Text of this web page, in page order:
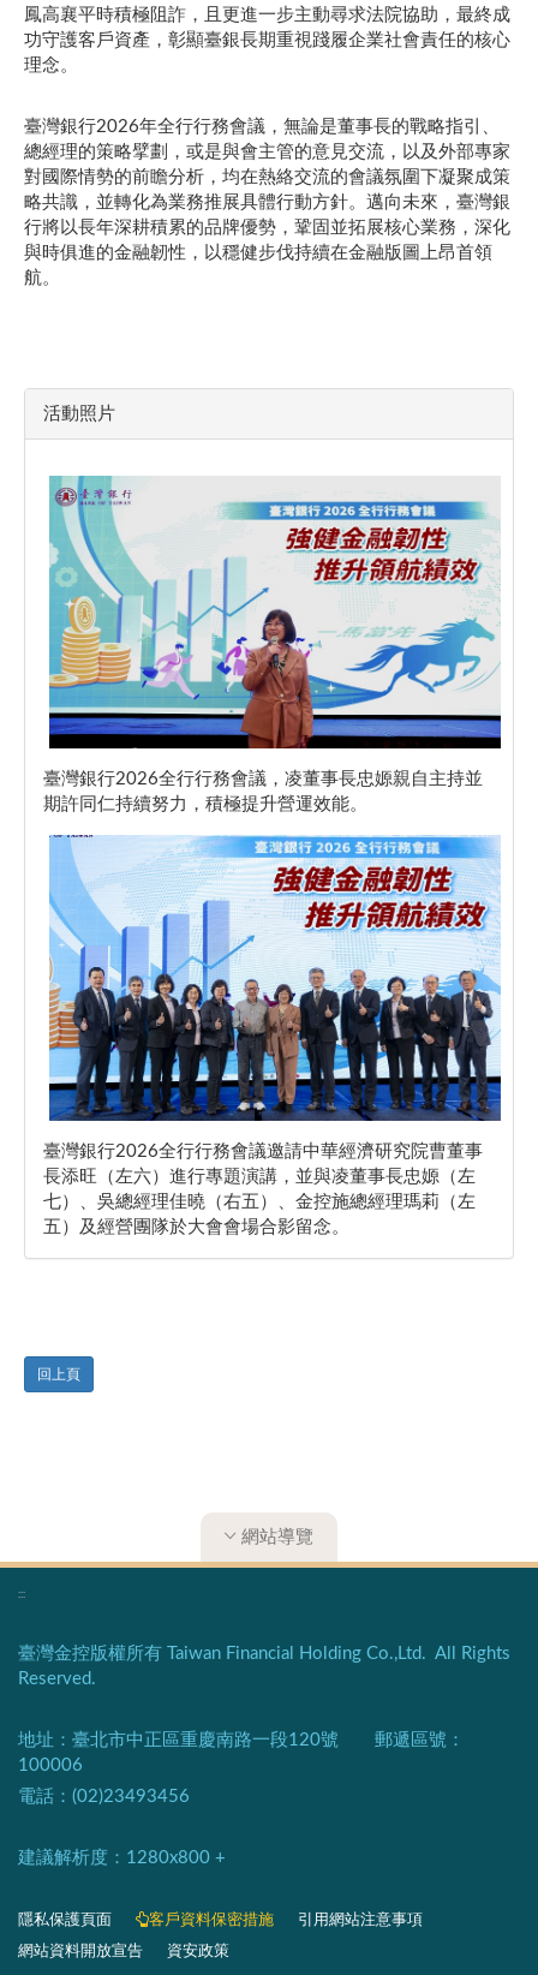
鳳高襄平時積極阻詐，且更進一步主動尋求法院協助，最終成
功守護客戶資產，彰顯臺銀長期重視踐履企業社會責任的核心
理念。
臺灣銀行2026年全行行務會議，無論是董事長的戰略指引、
總經理的策略擘劃，或是與會主管的意見交流，以及外部專家
對國際情勢的前瞻分析，均在熱絡交流的會議氛圍下凝聚成策
略共識，並轉化為業務推展具體行動方針。邁向未來，臺灣銀
行將以長年深耕積累的品牌優勢，鞏固並拓展核心業務，深化
與時俱進的金融韌性，以穩健步伐持續在金融版圖上昂首領
航。
活動照片
臺灣銀行2026全行行務會議，凌董事長忠嫄親自主持並
期許同仁持續努力，積極提升營運效能。
臺灣銀行2026全行行務會議邀請中華經濟研究院曹董事
長添旺（左六）進行專題演講，並與凌董事長忠嫄（左
七）、吳總經理佳曉（右五）、金控施總經理瑪莉（左
五）及經營團隊於大會會場合影留念。
回上頁
網站導覽
:::
臺灣金控版權所有 Taiwan Financial Holding Co.,Ltd. All Rights
Reserved.
地址：臺北市中正區重慶南路一段120號 郵遞區號：
100006
電話：(02)23493456
建議解析度：1280x800 +​
隱私保護頁面​ 客戶資料保密措施
引用網站注意事項
網站資料開放宣告
資安政策